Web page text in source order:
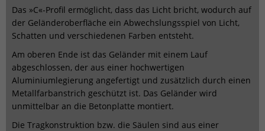
Das »C«-Profil ermöglicht, dass das Licht bricht, wodurch auf
der Geländeroberfläche ein Abwechslungsspiel von Licht,
Schatten und verschiedenen Farben entsteht.
Am oberen Ende ist das Geländer mit einem Lauf
abgeschlossen, der aus einer hochwertigen
Aluminiumlegierung angefertigt und zusätzlich durch einen
Metallfarbanstrich geschützt ist. Das Geländer wird
unmittelbar an die Betonplatte montiert.
Die Tragkonstruktion bzw. die Säulen sind aus einer